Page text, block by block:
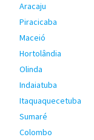
Aracaju
Piracicaba
Maceió
Hortolândia
Olinda
Indaiatuba
Itaquaquecetuba
Sumaré
Colombo